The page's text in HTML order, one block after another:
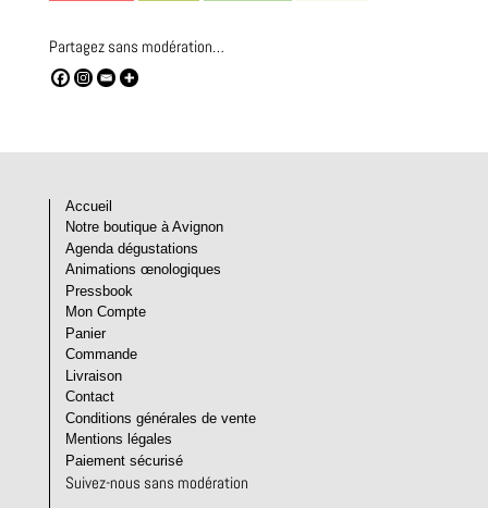
Partagez sans modération…
Accueil
Notre boutique à Avignon
Agenda dégustations
Animations œnologiques
Pressbook
Mon Compte
Panier
Commande
Livraison
Contact
Conditions générales de vente
Mentions légales
Paiement sécurisé
Suivez-nous sans modération